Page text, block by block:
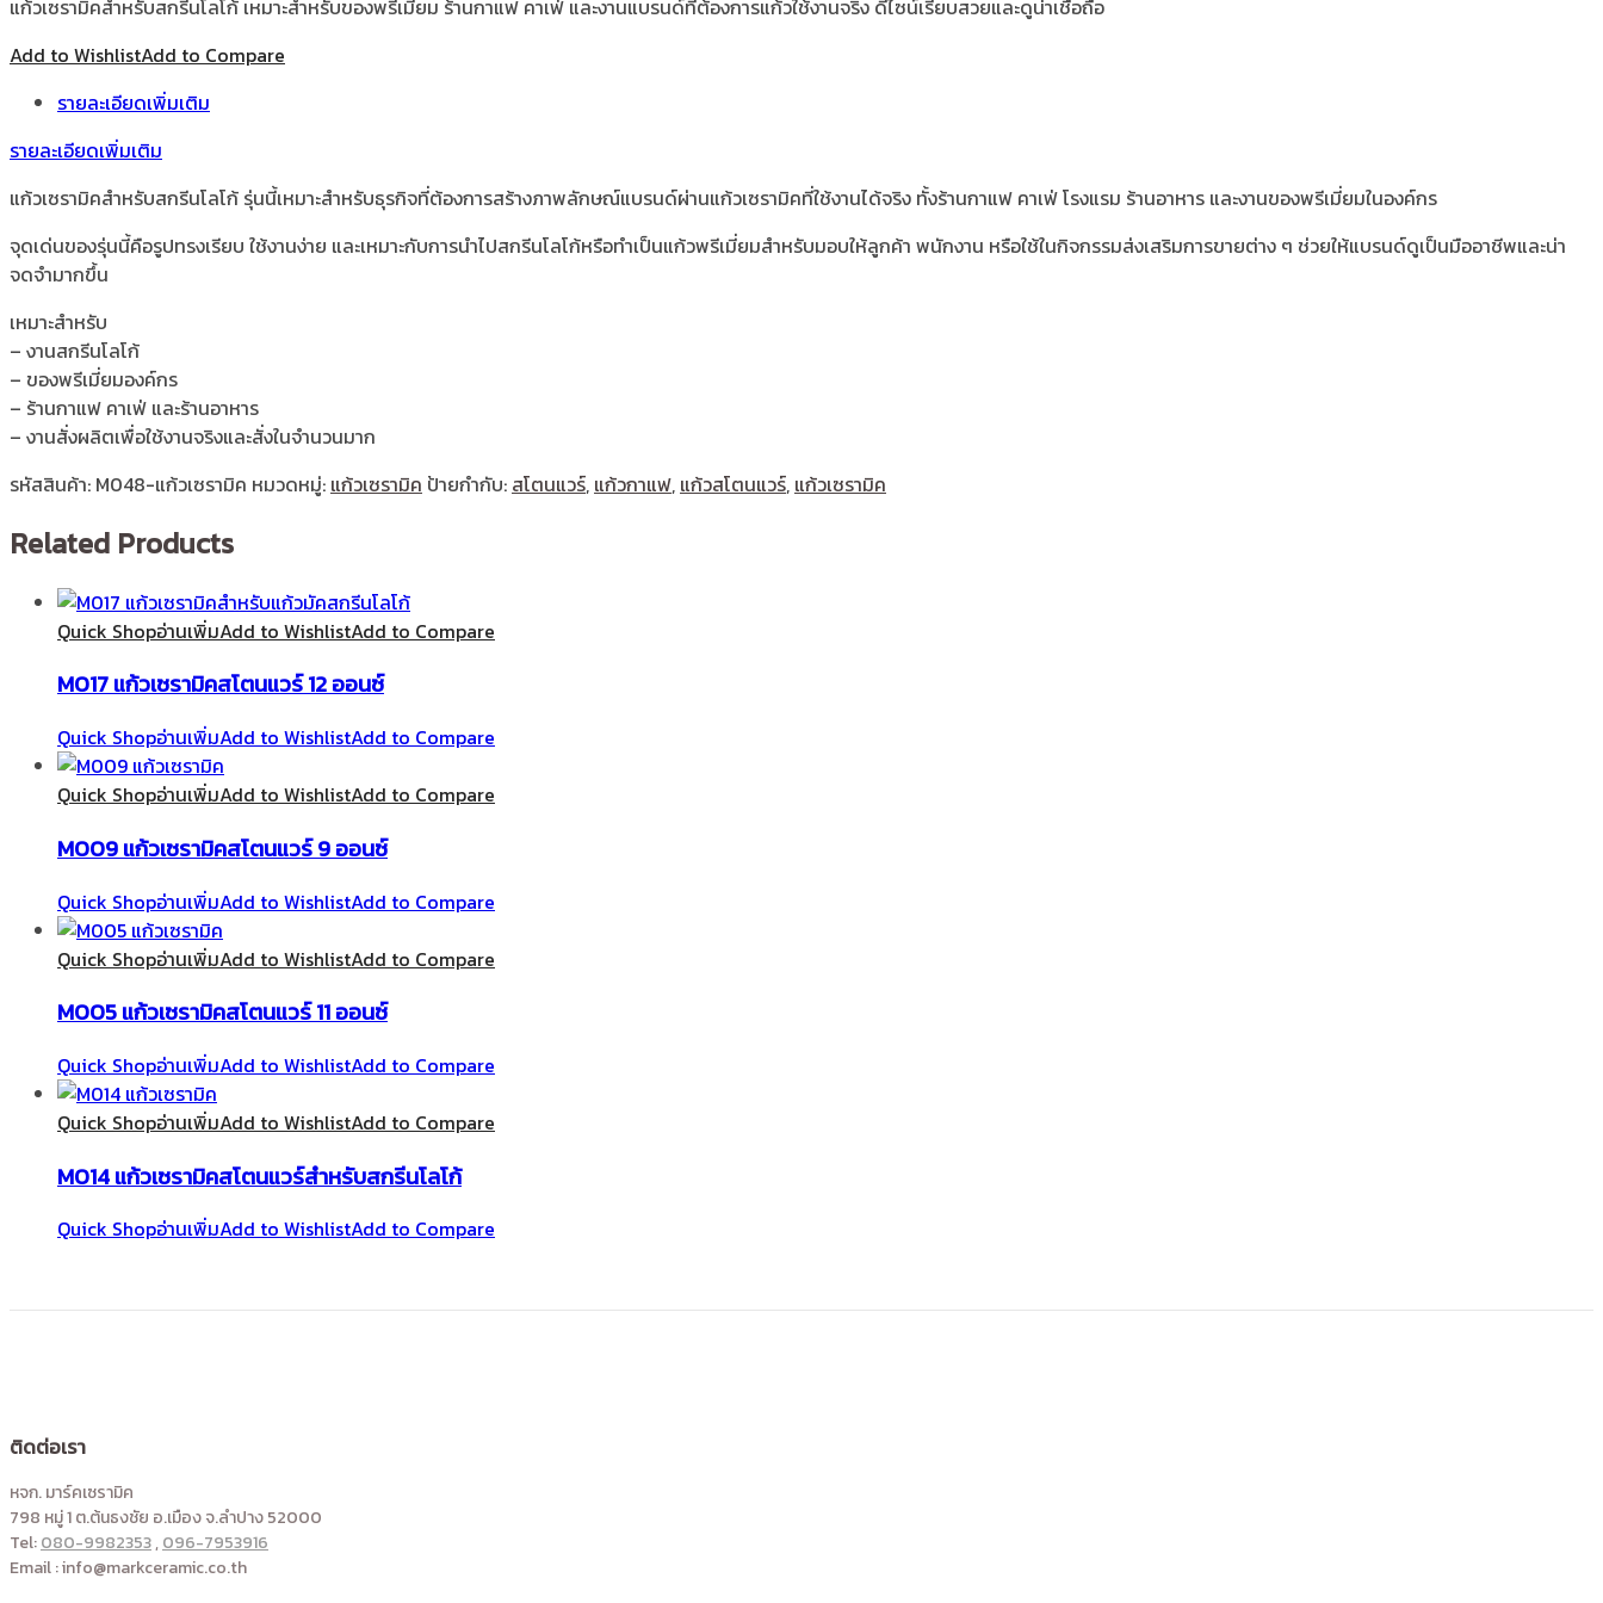
แก้วเซรามิคสำหรับสกรีนโลโก้ เหมาะสำหรับของพรีเมี่ยม ร้านกาแฟ คาเฟ่ และงานแบรนด์ที่ต้องการแก้วใช้งานจริง ดีไซน์เรียบสวยและดูน่าเชื่อถือ
Add to WishlistAdd to Compare
รายละเอียดเพิ่มเติม
รายละเอียดเพิ่มเติม
แก้วเซรามิคสำหรับสกรีนโลโก้ รุ่นนี้เหมาะสำหรับธุรกิจที่ต้องการสร้างภาพลักษณ์แบรนด์ผ่านแก้วเซรามิคที่ใช้งานได้จริง ทั้งร้านกาแฟ คาเฟ่ โรงแรม ร้านอาหาร และงานของพรีเมี่ยมในองค์กร
จุดเด่นของรุ่นนี้คือรูปทรงเรียบ ใช้งานง่าย และเหมาะกับการนำไปสกรีนโลโก้หรือทำเป็นแก้วพรีเมี่ยมสำหรับมอบให้ลูกค้า พนักงาน หรือใช้ในกิจกรรมส่งเสริมการขายต่าง ๆ ช่วยให้แบรนด์ดูเป็นมืออาชีพและน่า
จดจำมากขึ้น
เหมาะสำหรับ
– งานสกรีนโลโก้
– ของพรีเมี่ยมองค์กร
– ร้านกาแฟ คาเฟ่ และร้านอาหาร
– งานสั่งผลิตเพื่อใช้งานจริงและสั่งในจำนวนมาก
รหัสสินค้า: M048-แก้วเซรามิค หมวดหมู่: แก้วเซรามิค ป้ายกำกับ: สโตนแวร์, แก้วกาแฟ, แก้วสโตนแวร์, แก้วเซรามิค
Related Products
Quick Shopอ่านเพิ่มAdd to WishlistAdd to Compare
M017 แก้วเซรามิคสโตนแวร์ 12 ออนซ์
Quick Shopอ่านเพิ่มAdd to WishlistAdd to Compare
Quick Shopอ่านเพิ่มAdd to WishlistAdd to Compare
M009 แก้วเซรามิคสโตนแวร์ 9 ออนซ์
Quick Shopอ่านเพิ่มAdd to WishlistAdd to Compare
Quick Shopอ่านเพิ่มAdd to WishlistAdd to Compare
M005 แก้วเซรามิคสโตนแวร์ 11 ออนซ์
Quick Shopอ่านเพิ่มAdd to WishlistAdd to Compare
Quick Shopอ่านเพิ่มAdd to WishlistAdd to Compare
M014 แก้วเซรามิคสโตนแวร์สำหรับสกรีนโลโก้
Quick Shopอ่านเพิ่มAdd to WishlistAdd to Compare
ติดต่อเรา
หจก. มาร์คเซรามิค
798 หมู่ 1 ต.ต้นธงชัย อ.เมือง จ.ลำปาง 52000
Tel:080-9982353,096-7953916
Email : info@markceramic.co.th